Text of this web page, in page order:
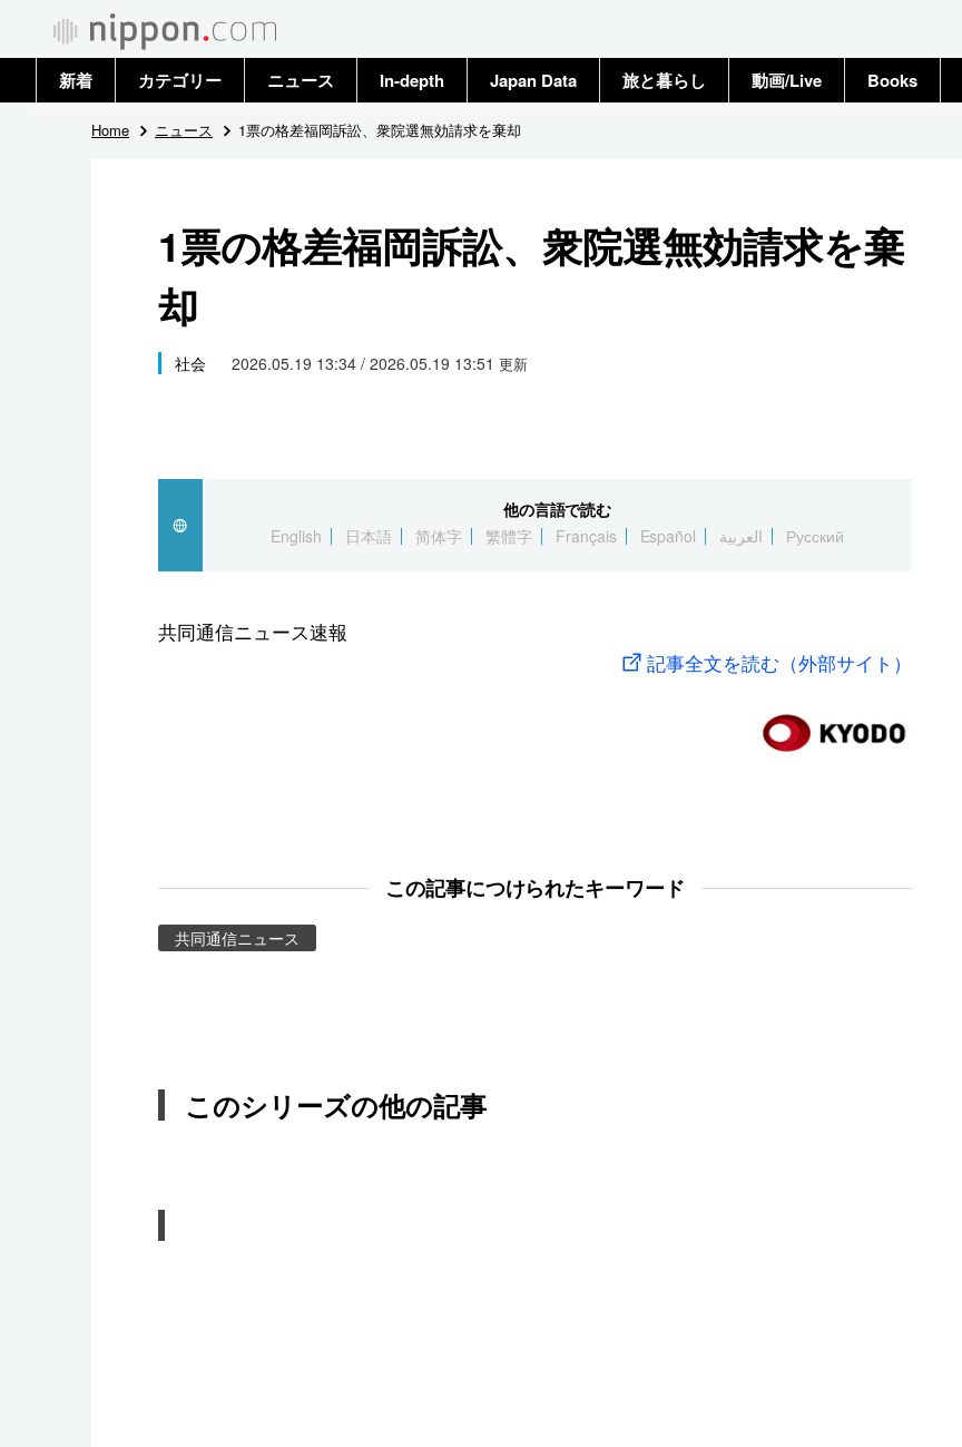
新着 カテゴリー
政治・外交
国際
社会
文化
スポーツ・東京2020
ニュース
トップ
In-depth Japan Data 旅と暮らし 動画/Live Books
Home ニュース 1票の格差福岡訴訟、衆院選無効請求を棄却
1票の格差福岡訴訟、衆院選無効請求を棄
却
社会 2026.05.19 13:34 / 2026.05.19 13:51 更新
他の言語で読む
English
日本語 简体字 繁體字 Français Español العربية Русский
共同通信ニュース速報
記事全文を読む（外部サイト）
この記事につけられたキーワード
共同通信ニュース
このシリーズの他の記事